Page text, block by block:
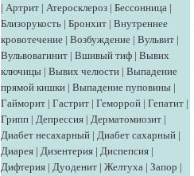
| Артрит | Атеросклероз | Бессонница |
Близорукость | Бронхит | Внутреннее
кровотечение | Возбуждение | Вульвит |
Вульвовагинит | Вшивый тиф | Вывих
ключицы | Вывих челюсти | Выпадение
прямой кишки | Выпадение пуповины |
Гайморит | Гастрит | Геморрой | Гепатит |
Грипп | Депрессия | Дерматомиозит |
Диабет несахарный | Диабет сахарный |
Диарея | Дизентерия | Диспепсия |
Дифтерия | Дуоденит | Желтуха | Запор |